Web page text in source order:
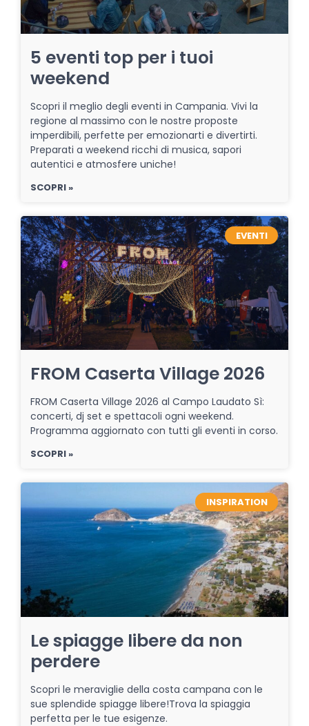
5 eventi top per i tuoi
weekend
Scopri il meglio degli eventi in Campania. Vivi la
regione al massimo con le nostre proposte
imperdibili, perfette per emozionarti e divertirti.
Preparati a weekend ricchi di musica, sapori
autentici e atmosfere uniche!
SCOPRI »
EVENTI
FROM Caserta Village 2026
FROM Caserta Village 2026 al Campo Laudato Sì:
concerti, dj set e spettacoli ogni weekend.
Programma aggiornato con tutti gli eventi in corso.
SCOPRI »
INSPIRATION
Le spiagge libere da non
perdere
Scopri le meraviglie della costa campana con le
sue splendide spiagge libere!Trova la spiaggia
perfetta per le tue esigenze.